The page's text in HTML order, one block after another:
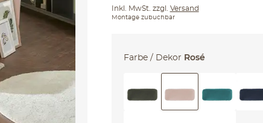
Inkl. MwSt. zzgl. Versand
Montage zubuchbar
Farbe / Dekor Rosé